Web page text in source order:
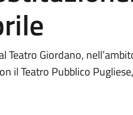
Teatro Giordano,
il Teatro Pubblico Pugliese,